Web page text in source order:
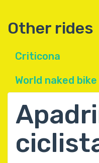
Other rides
Criticona
World naked